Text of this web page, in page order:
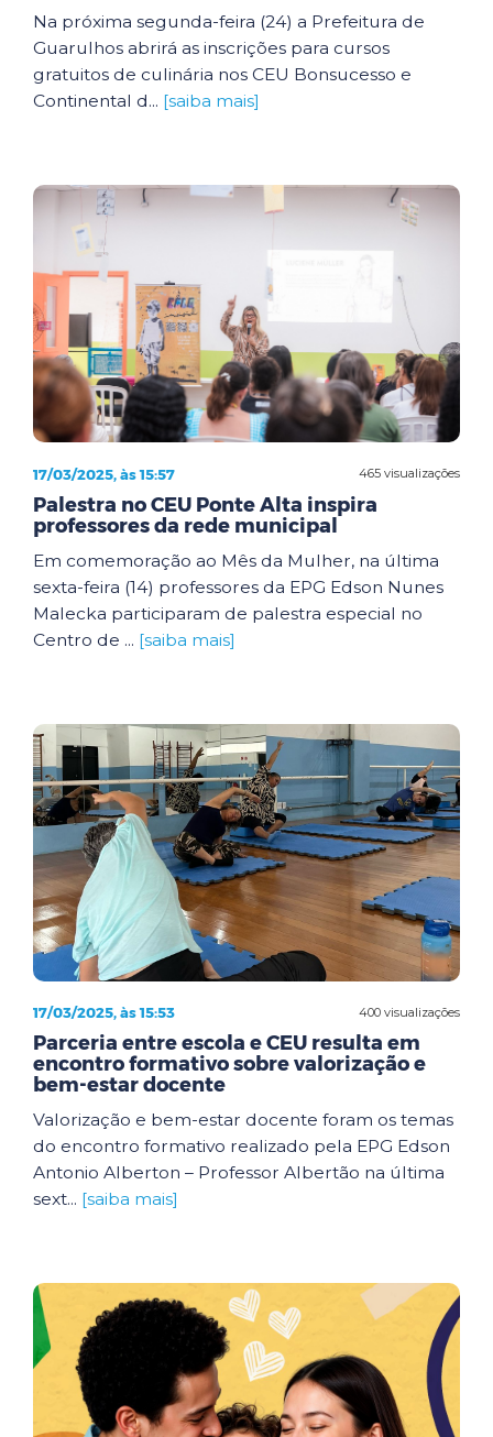
Na próxima segunda-feira (24) a Prefeitura de
Guarulhos abrirá as inscrições para cursos
gratuitos de culinária nos CEU Bonsucesso e
Continental d... [saiba mais]
465 visualizações
17/03/2025, às 15:57
Palestra no CEU Ponte Alta inspira
professores da rede municipal
Em comemoração ao Mês da Mulher, na última
sexta-feira (14) professores da EPG Edson Nunes
Malecka participaram de palestra especial no
Centro de ... [saiba mais]
400 visualizações
17/03/2025, às 15:53
Parceria entre escola e CEU resulta em
encontro formativo sobre valorização e
bem-estar docente
Valorização e bem-estar docente foram os temas
do encontro formativo realizado pela EPG Edson
Antonio Alberton – Professor Albertão na última
sext... [saiba mais]